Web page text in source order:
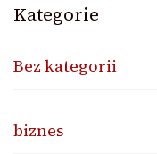
Kategorie
Bez kategorii
biznes